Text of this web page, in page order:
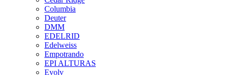
Columbia
Deuter
DMM
EDELRID
Edelweiss
Empotrando
EPI ALTURAS
Evolv